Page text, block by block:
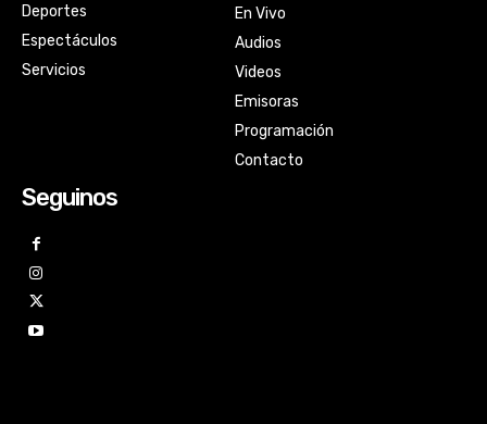
Deportes
Espectáculos
Servicios
En Vivo
Audios
Videos
Emisoras
Programación
Contacto
Seguinos